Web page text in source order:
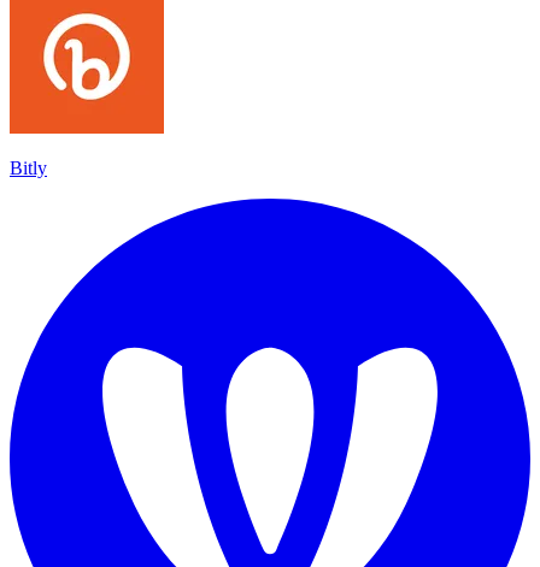
Bitly